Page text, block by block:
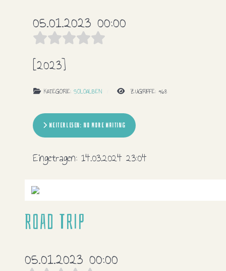
05.01.2023 00:00
[2023]
KATEGORIE: SOLOALBEN ZUGRIFFE: 968
WEITERLESEN: NO MORE WAITING
Eingetragen: 14.03.2024 23:04
Road Trip
05.01.2023 00:00